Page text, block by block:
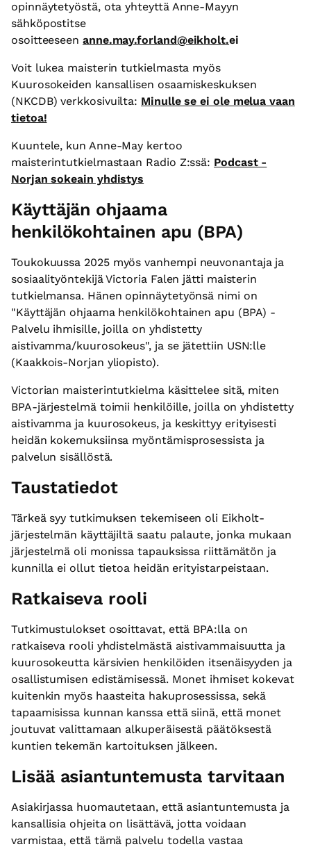
opinnäytetyöstä, ota yhteyttä Anne-Mayyn
sähköpostitse
osoitteeseen anne.may.forland@eikholt.ei
Voit lukea maisterin tutkielmasta myös
Kuurosokeiden kansallisen osaamiskeskuksen
(NKCDB) verkkosivuilta: Minulle se ei ole melua vaan
tietoa!
Kuuntele, kun Anne-May kertoo
maisterintutkielmastaan Radio Z:ssä: Podcast -
Norjan sokeain yhdistys
Käyttäjän ohjaama
henkilökohtainen apu (BPA)
Toukokuussa 2025 myös vanhempi neuvonantaja ja
sosiaalityöntekijä Victoria Falen jätti maisterin
tutkielmansa. Hänen opinnäytetyönsä nimi on
"Käyttäjän ohjaama henkilökohtainen apu (BPA) -
Palvelu ihmisille, joilla on yhdistetty
aistivamma/kuurosokeus", ja se jätettiin USN:lle
(Kaakkois-Norjan yliopisto).
Victorian maisterintutkielma käsittelee sitä, miten
BPA-järjestelmä toimii henkilöille, joilla on yhdistetty
aistivamma ja kuurosokeus, ja keskittyy erityisesti
heidän kokemuksiinsa myöntämisprosessista ja
palvelun sisällöstä.
Taustatiedot
Tärkeä syy tutkimuksen tekemiseen oli Eikholt-
järjestelmän käyttäjiltä saatu palaute, jonka mukaan
järjestelmä oli monissa tapauksissa riittämätön ja
kunnilla ei ollut tietoa heidän erityistarpeistaan.
Ratkaiseva rooli
Tutkimustulokset osoittavat, että BPA:lla on
ratkaiseva rooli yhdistelmästä aistivammaisuutta ja
kuurosokeutta kärsivien henkilöiden itsenäisyyden ja
osallistumisen edistämisessä. Monet ihmiset kokevat
kuitenkin myös haasteita hakuprosessissa, sekä
tapaamisissa kunnan kanssa että siinä, että monet
joutuvat valittamaan alkuperäisestä päätöksestä
kuntien tekemän kartoituksen jälkeen.
Lisää asiantuntemusta tarvitaan
Asiakirjassa huomautetaan, että asiantuntemusta ja
kansallisia ohjeita on lisättävä, jotta voidaan
varmistaa, että tämä palvelu todella vastaa